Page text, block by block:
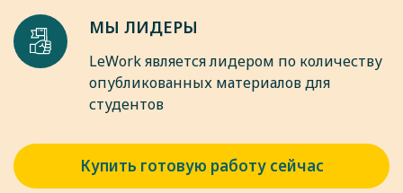
МЫ ЛИДЕРЫ
LeWork является лидером по количеству
опубликованных материалов для
студентов
Купить готовую работу сейчас